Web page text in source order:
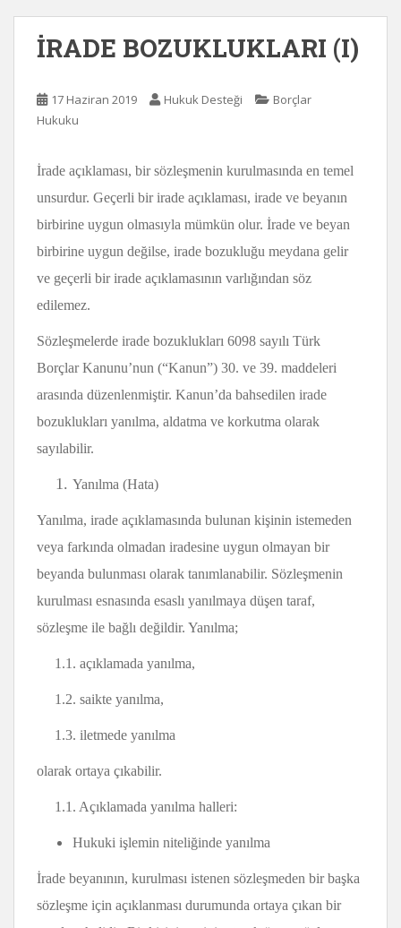
İRADE BOZUKLUKLARI (I)
17 Haziran 2019 Hukuk Desteği
Borçlar
Hukuku
İrade açıklaması, bir sözleşmenin kurulmasında en temel
unsurdur. Geçerli bir irade açıklaması, irade ve beyanın
birbirine uygun olmasıyla mümkün olur. İrade ve beyan
birbirine uygun değilse, irade bozukluğu meydana gelir
ve geçerli bir irade açıklamasının varlığından söz
edilemez.
Sözleşmelerde irade bozuklukları 6098 sayılı Türk
Borçlar Kanunu’nun (“Kanun”) 30. ve 39. maddeleri
arasında düzenlenmiştir. Kanun’da bahsedilen irade
bozuklukları yanılma, aldatma ve korkutma olarak
sayılabilir.
Yanılma (Hata)
Yanılma, irade açıklamasında bulunan kişinin istemeden
veya farkında olmadan iradesine uygun olmayan bir
beyanda bulunması olarak tanımlanabilir. Sözleşmenin
kurulması esnasında esaslı yanılmaya düşen taraf,
sözleşme ile bağlı değildir. Yanılma;
1.1. açıklamada yanılma,
1.2. saikte yanılma,
1.3. iletmede yanılma
olarak ortaya çıkabilir.
1.1. Açıklamada yanılma halleri:
Hukuki işlemin niteliğinde yanılma
İrade beyanının, kurulması istenen sözleşmeden bir başka
sözleşme için açıklanması durumunda ortaya çıkan bir